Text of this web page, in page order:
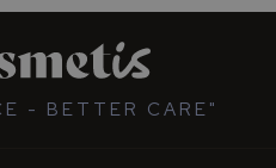
- BETTER CARE"